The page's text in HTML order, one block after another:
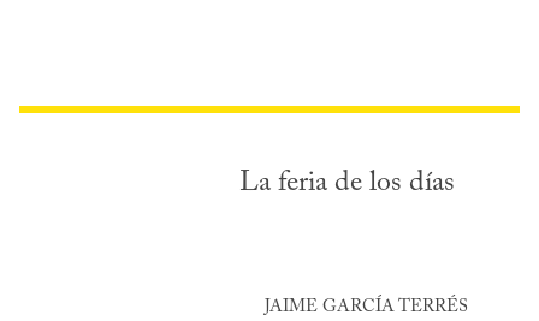
La feria de los días
JAIME GARCÍA TERRÉS